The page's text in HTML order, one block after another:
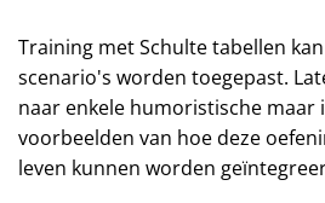
Training met Schulte tabellen
scenario's worden toegepast.
naar enkele humoristische maar
voorbeelden van hoe deze
leven kunnen worden